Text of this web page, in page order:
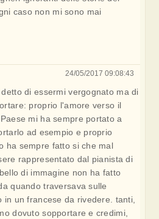
caso non mi sono mai
24/05/2017 09:08:43
di essermi vergognato ma di
proprio l'amore verso il
mi ha sempre portato a
ad esempio e proprio
ha sempre fatto si che mal
rappresentato dal pianista di
di immagine non ha fatto
quando traversava sulle
in un francese da rivedere. tanti,
dovuto sopportare e credimi,